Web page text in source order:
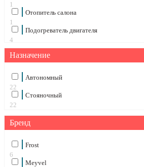
1
Отопитель салона
1
Подогреватель двигателя
4
Сухой фен
1
Назначение
Автономный
22
Стояночный
22
Бренд
Frost
6
Meyvel